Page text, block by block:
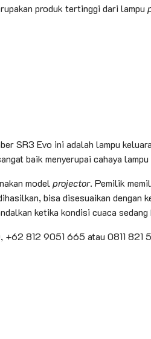
produk tertinggi dari lampu
SR3 Evo ini adalah lampu
baik menyerupai cahaya lampu
modelprojector. Pemilik
bisa disesuaikan dengan
ketika kondisi cuaca sedang
+62 812 9051 665 atau 0811